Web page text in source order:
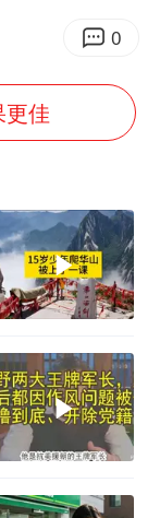
决赛
蒯曼挺进WTT横滨冠军赛女单四强
构建更高水平的全民健身公共服务体系
0
佳